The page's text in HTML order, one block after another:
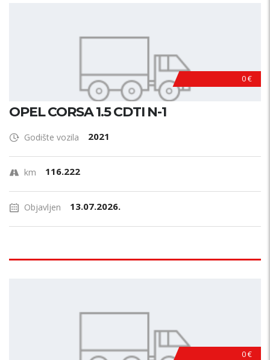
0 €
OPEL CORSA 1.5 CDTI N-1
Godište vozila 2021
km 116.222
Objavljen 13.07.2026.
0 €